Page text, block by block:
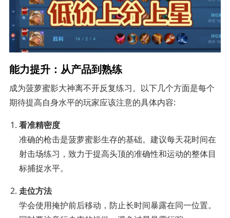
能力提升：从产品到熟练
成为菠萝蜜影大神离不开反复练习。以下几个方面是每个
期待提高自身水平的玩家应该注意的具体内容:
看准精密度
准确的枪击是菠萝蜜影生存的基础。建议每天花时间在
射击场练习，致力于提高头顶的准确性和运动的整体目
标捕捉水平。
走位方法
学会使用掩护前后移动，防止长时间暴露在同一位置。